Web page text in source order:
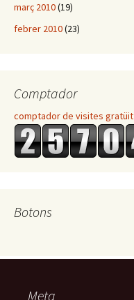
març 2010(19)
febrer 2010(23)
Comptador
comptador de visites gratüit
Botons
Meta